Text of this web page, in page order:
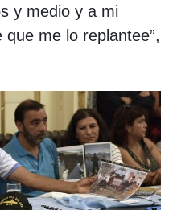
y medio y a mi
me lo replantee”,